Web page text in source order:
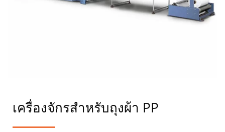
เครื่องจักรสำหรับถุงผ้า PP